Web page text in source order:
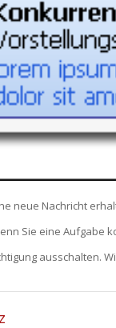
neue Nachricht
Sie eine Aufgabe
ausschalten.